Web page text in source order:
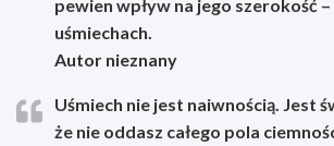
pewien wpływ na jego szerokość
uśmiechach.
Autor nieznany
Uśmiech nie jest naiwnością. Jest
że nie oddasz całego pola